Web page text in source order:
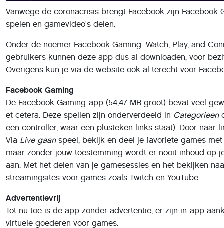
Vanwege de coronacrisis brengt Facebook zijn
spelen en gamevideo's delen.
Onder de noemer Facebook Gaming: Watch, Play, and
gebruikers kunnen deze app dus al downloaden, voor
Overigens kun je via de website ook al terecht voor
Facebook Gaming
De Facebook Gaming-app (54,47 MB groot) bevat veel
et cetera. Deze spellen zijn onderverdeeld in Categorieen
een controller, waar een plusteken links staat). Door naar
Via Live gaanspeel, bekijk en deel je favoriete games
maar zonder jouw toestemming wordt er nooit inhoud op
aan. Met het delen van je gamesessies en het bekijken
streamingsites voor games zoals Twitch en YouTube.
Advertentievrij
Tot nu toe is de app zonder advertentie, er zijn in-app
virtuele goederen voor games.